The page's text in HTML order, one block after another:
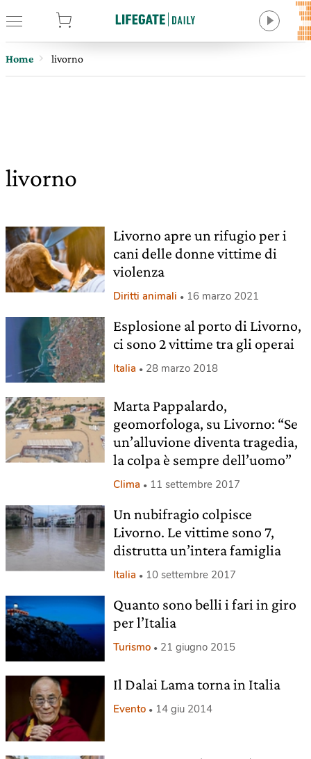
Home livorno
livorno
Livorno apre un rifugio per i
cani delle donne vittime di
violenza
Diritti animali 16 marzo 2021
Esplosione al porto di Livorno,
ci sono 2 vittime tra gli operai
Italia 28 marzo 2018
Marta Pappalardo,
geomorfologa, su Livorno: “Se
un’alluvione diventa tragedia,
la colpa è sempre dell’uomo”
Clima 11 settembre 2017
Un nubifragio colpisce
Livorno. Le vittime sono 7,
distrutta un’intera famiglia
Italia 10 settembre 2017
Quanto sono belli i fari in giro
per l’Italia
Turismo 21 giugno 2015
Il Dalai Lama torna in Italia
Evento 14 giu 2014